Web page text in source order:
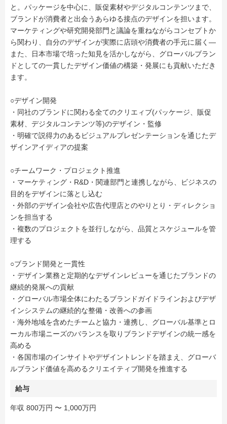
と。パッケージを中心に、販促素材やデジタルコンテンツまで、
ブランドが消費者と出会うあらゆる接点のデザインを担います。
マーケティングや研究開発部門と議論を重ねながらコンセプトか
ら関わり、自分のデザインが実際に店頭や消費者の手元に届く—
また、日本市場で培った知見を活かしながら、グローバルブラン
ドとしての一貫したデザイン価値の構築・発展にも貢献いただき
ます。
○デザイン開発
・同社のブランドに関わる全てのクリエィブ(パッケージ、販促
素材、デジタルコンテンツ等)のデザイン・監修
・明確で説得力のあるビジュアルプレゼンテーションを通じたデ
ザインアイディアの提案
○チームワーク・プロジェクト推進
・マーケティング・R&D・関連部門と連携しながら、ビジネスの
目的をデザインに落とし込む
・外部のデザイン会社や広告代理店とのやりとり・ディレクショ
ンを担当する
・複数のプロジェクトを並行しながら、品質とスケジュールを管
理する
○ブランド開発と一貫性
・デザイン業務と定期的なデザインレビューを通じたブランドの
継続的発展への貢献
・グローバル市場全体にわたるブランドガイドラインおよびデザ
インシステムの継続的な整備・改善への参画
・海外地域を含めたチームと協力・連携し、グローバル基準とロ
ーカル市場ニーズのバランスを取りブランドデザインの統一感を
高める
・各国市場のインサイトやデザイントレンドを踏まえ、グローバ
ルブランド価値を高めるクリエイティブ開発を推進する
給与
年収 800万円 〜 1,000万円